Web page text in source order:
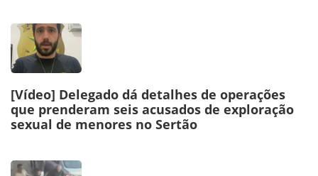
[Vídeo] Delegado dá detalhes de operações
que prenderam seis acusados de exploração
sexual de menores no Sertão